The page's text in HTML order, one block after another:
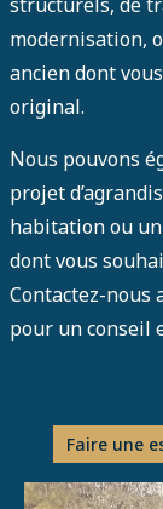
modernisation,
ancien dont
original.
Nous pouvons
projet
habitation ou
dont vous
Contactez-nous
pour un conseil
Faire une